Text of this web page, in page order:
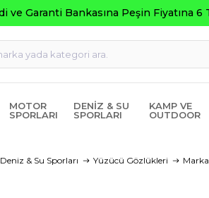
MOTOR
SPORLARI
DENIZ & SU
SPORLARI
KAMP VE
OUTDOOR
Deniz & Su Sporları Yüzücü Gözlükleri Marka